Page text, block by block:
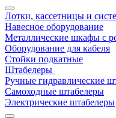
Лотки, кассетницы и
Навесное оборудование
Металлические шкафы с
Оборудование для кабеля
Стойки подкатные
Штабелеры
Ручные гидравлические
Самоходные штабелеры
Электрические штабелеры